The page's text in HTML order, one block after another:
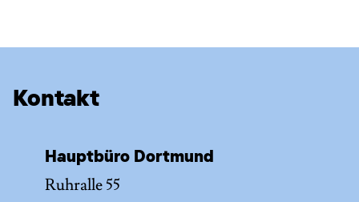
Kontakt
Hauptbüro Dortmund
Ruhralle 55